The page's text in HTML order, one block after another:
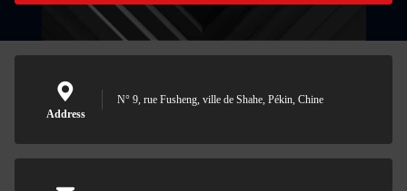
Address
N° 9, rue Fusheng, ville de Shahe, Pékin, Chine